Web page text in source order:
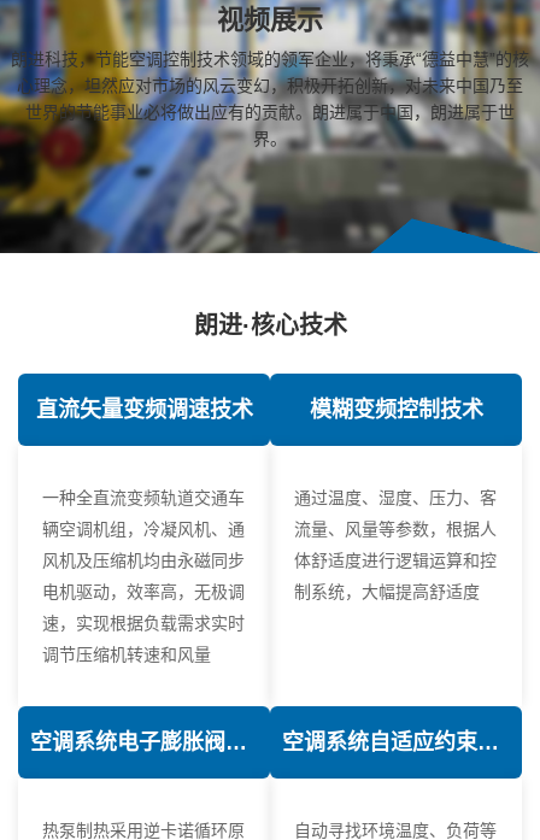
视频展示
朗进科技，节能空调控制技术领域的领军企业，将秉承“德益中慧”的核
心理念，坦然应对市场的风云变幻，积极开拓创新，对未来中国乃至
世界的节能事业必将做出应有的贡献。朗进属于中国，朗进属于世
界。
朗进·核心技术
直流矢量变频调速技术
一种全直流变频轨道交通车
辆空调机组，冷凝风机、通
风机及压缩机均由永磁同步
电机驱动，效率高，无极调
速，实现根据负载需求实时
调节压缩机转速和风量
模糊变频控制技术
通过温度、湿度、压力、客
流量、风量等参数，根据人
体舒适度进行逻辑运算和控
制系统，大幅提高舒适度
空调系统电子膨胀阀热力学优化技术
热泵制热采用逆卡诺循环原
空调系统自适应约束控制技术
自动寻找环境温度、负荷等